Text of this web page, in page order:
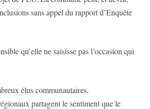
sans appel du rapport d’Enquête
qu’elle ne saisisse pas l’occasion qui
élus communautaires,
partagent le sentiment que le